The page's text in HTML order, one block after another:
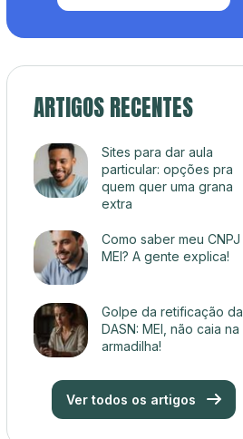
ARTIGOS RECENTES
Sites para dar aula
particular: opções pra
quem quer uma grana
extra
Como saber meu CNPJ
MEI? A gente explica!
Golpe da retificação da
DASN: MEI, não caia na
armadilha!
Ver todos os artigos